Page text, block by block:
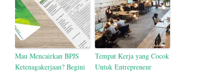
Mau Mencairkan BPJS
Ketenagakerjaan? Begini
Tempat Kerja yang Cocok
Untuk Entrepreneur